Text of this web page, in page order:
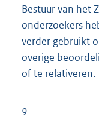
Bestuur van het
onderzoekers
verder gebruikt
overige
of te relativeren.
9